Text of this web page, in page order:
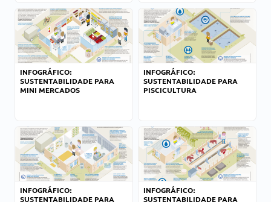
INFOGRÁFICO:
SUSTENTABILIDADE PARA
MINI MERCADOS
INFOGRÁFICO:
SUSTENTABILIDADE PARA
PISCICULTURA
INFOGRÁFICO:
SUSTENTABILIDADE PARA
INFOGRÁFICO:
SUSTENTABILIDADE PARA